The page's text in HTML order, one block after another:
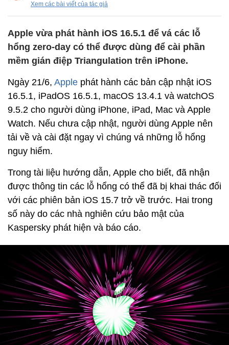
Xem các bài viết của tác giả
Apple vừa phát hành iOS 16.5.1 để vá các lỗ
hổng zero-day có thể được dùng để cài phần
mềm gián điệp Triangulation trên iPhone.
Ngày 21/6, Apple phát hành các bản cập nhật iOS
16.5.1, iPadOS 16.5.1, macOS 13.4.1 và watchOS
9.5.2 cho người dùng iPhone, iPad, Mac và Apple
Watch. Nếu chưa cập nhật, người dùng Apple nên
tải về và cài đặt ngay vì chúng vá những lỗ hổng
nguy hiểm.
Trong tài liệu hướng dẫn, Apple cho biết, đã nhận
được thông tin các lỗ hổng có thể đã bị khai thác đối
với các phiên bản iOS 15.7 trở về trước. Hai trong
số này do các nhà nghiên cứu bảo mật của
Kaspersky phát hiện và báo cáo.